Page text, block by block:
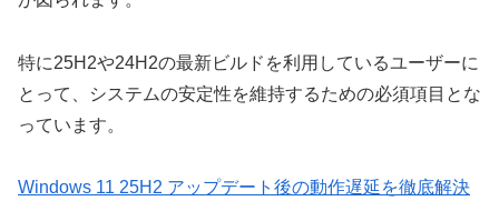
特に25H2や24H2の最新ビルドを利用しているユーザーに
とって、システムの安定性を維持するための必須項目とな
っています。
Windows 11 25H2 アップデート後の動作遅延を徹底解決